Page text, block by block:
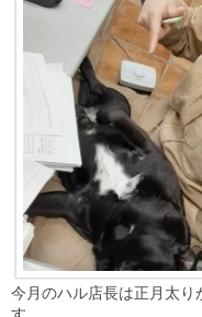
今月のハル店長は正月太り